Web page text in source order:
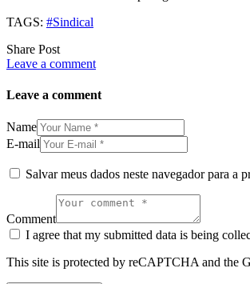
TAGS: #Sindical
Share Post
Leave a comment
Leave a comment
Name
E-mail
Salvar meus dados neste navegador para a
Comment
I agree that my submitted data is being
This site is protected by reCAPTCHA and the